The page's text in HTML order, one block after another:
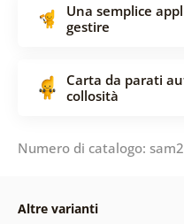
Una semplice
gestire
Carta da parati
collosità
Numero di catalogo:
Altre varianti